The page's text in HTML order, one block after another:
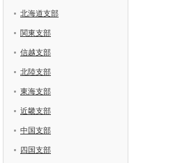
北海道支部
関東支部
信越支部
北陸支部
東海支部
近畿支部
中国支部
四国支部